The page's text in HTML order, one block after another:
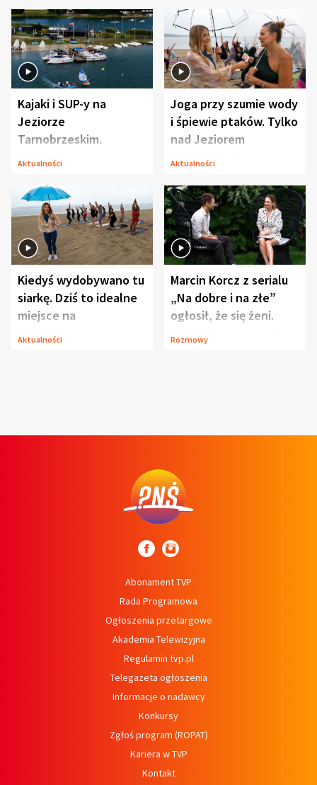
Kajaki i SUP-y na
Jeziorze
Tarnobrzeskim.
Przyrodnicy zwracają
Aktualności
Joga przy szumie wody
i śpiewie ptaków. Tylko
nad Jeziorem
Tarnobrzeskim
Aktualności
Kiedyś wydobywano tu
siarkę. Dziś to idealne
miejsce na
wypoczynek
Aktualności
Marcin Korcz z serialu
„Na dobre i na złe”
ogłosił, że się żeni.
Zdradził, co zmienił
Rozmowy
Abonament TVP
Rada Programowa
Ogłoszenia przetargowe
Akademia Telewizyjna
Regulamin tvp.pl
Telegazeta ogłoszenia
Informacje o nadawcy
Konkursy
Zgłoś program (ROPAT)
Kariera w TVP
Kontakt